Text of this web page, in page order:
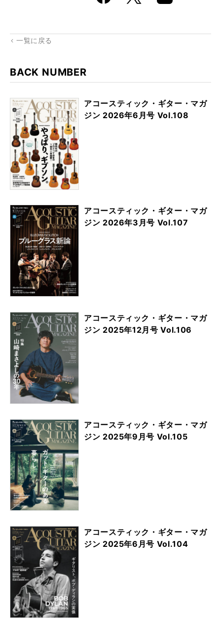
k
Boo
一覧に戻る
BACK NUMBER
アコースティック・ギター・マガ
ジン 2026年6月号 Vol.108
アコースティック・ギター・マガ
ジン 2026年3月号 Vol.107
アコースティック・ギター・マガ
ジン 2025年12月号 Vol.106
アコースティック・ギター・マガ
ジン 2025年9月号 Vol.105
アコースティック・ギター・マガ
ジン 2025年6月号 Vol.104